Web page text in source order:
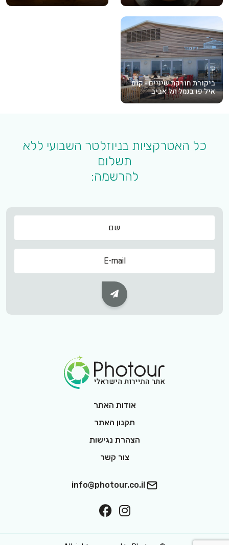
ביקורת חורקת שיניים - קום
איל פו בנמל תל אביב
כל האטרקציות בניוזלטר השבועי ללא
תשלום
להרשמה:
שם
שם
Subscribe Button
אודות האתר
תקנון האתר
הצהרת נגישות
צור קשר
info@photour.co.il
Follow On Interest
On Facebook